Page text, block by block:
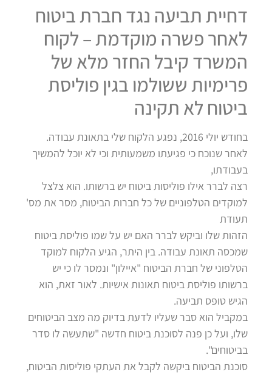
דחיית תביעה נגד חברת ביטוח
לאחר פשרה מוקדמת – לקוח
המשרד קיבל החזר מלא של
פרימיות ששולמו בגין פוליסת
ביטוח לא תקינה
בחודש יולי 2016, נפגע הלקוח שלי בתאונת עבודה.
לאחר שנוכח כי פגיעתו משמעותית וכי לא יוכל להמשיך
בעבודתו,
רצה לברר אילו פוליסות ביטוח יש ברשותו. הוא צלצל
למוקדים הטלפוניים של כל חברות הביטוח, מסר את מס'
תעודת
הזהות שלו וביקש לברר האם יש על שמו פוליסת ביטוח
שמכסה תאונת עבודה. בין היתר, הגיע הלקוח למוקד
הטלפוני של חברת הביטוח "איילון" ונמסר לו כי יש
ברשותו פוליסת ביטוח תאונות אישיות. לאור זאת, הוא
הגיש טופס תביעה.
במקביל הוא סבר שעליו לדעת בדיוק מה מצב הביטוחים
שלו, ועל כן פנה לסוכנת ביטוח חדשה "שתעשה לו סדר
בביטוחים".
סוכנת הביטוח ביקשה לקבל את העתקי פוליסות הביטוח,